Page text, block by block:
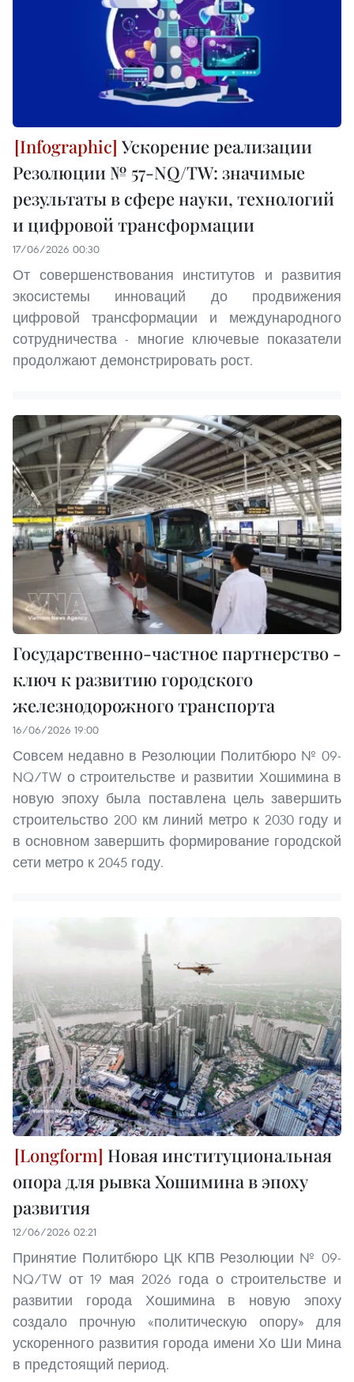
Ускорение реализации
Резолюции № 57-NQ/TW: значимые
результаты в сфере науки, технологий
и цифровой трансформации
17/06/2026 00:30
От совершенствования институтов и развития
экосистемы инноваций до продвижения
цифровой трансформации и международного
сотрудничества - многие ключевые показатели
продолжают демонстрировать рост.
Государственно-частное партнерство -
ключ к развитию городского
железнодорожного транспорта
16/06/2026 19:00
Совсем недавно в Резолюции Политбюро № 09-
NQ/TW о строительстве и развитии Хошимина в
новую эпоху была поставлена цель завершить
строительство 200 км линий метро к 2030 году и
в основном завершить формирование городской
сети метро к 2045 году.
Новая институциональная
опора для рывка Хошимина в эпоху
развития
12/06/2026 02:21
Принятие Политбюро ЦК КПВ Резолюции № 09-
NQ/TW от 19 мая 2026 года о строительстве и
развитии города Хошимина в новую эпоху
создало прочную «политическую опору» для
ускоренного развития города имени Хо Ши Мина
в предстоящий период.